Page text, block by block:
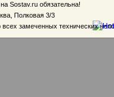
Sostav.ru обязательна!
Полковая 3/3
замеченных технических